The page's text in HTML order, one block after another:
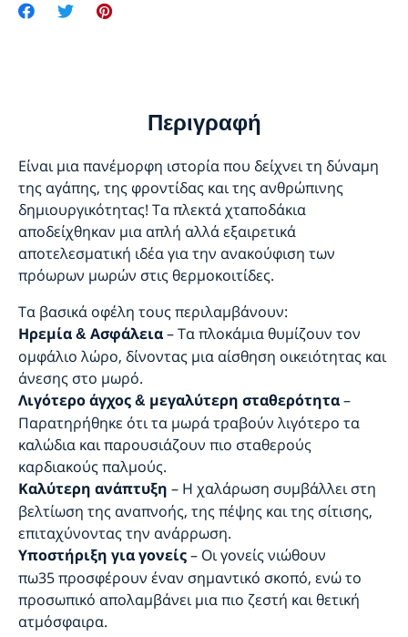
Περιγραφή
Είναι μια πανέμορφη ιστορία που δείχνει τη δύναμη
της αγάπης, της φροντίδας και της ανθρώπινης
δημιουργικότητας! Τα πλεκτά χταποδάκια
αποδείχθηκαν μια απλή αλλά εξαιρετικά
αποτελεσματική ιδέα για την ανακούφιση των
πρόωρων μωρών στις θερμοκοιτίδες.
Τα βασικά οφέλη τους περιλαμβάνουν:
Ηρεμία & Ασφάλεια – Τα πλοκάμια θυμίζουν τον
ομφάλιο λώρο, δίνοντας μια αίσθηση οικειότητας και
άνεσης στο μωρό.
Λιγότερο άγχος & μεγαλύτερη σταθερότητα –
Παρατηρήθηκε ότι τα μωρά τραβούν λιγότερο τα
καλώδια και παρουσιάζουν πιο σταθερούς
καρδιακούς παλμούς.
Καλύτερη ανάπτυξη – Η χαλάρωση συμβάλλει στη
βελτίωση της αναπνοής, της πέψης και της σίτισης,
επιταχύνοντας την ανάρρωση.
Υποστήριξη για γονείς – Οι γονείς νιώθουν
πω35 προσφέρουν έναν σημαντικό σκοπό, ενώ το
προσωπικό απολαμβάνει μια πιο ζεστή και θετική
ατμόσφαιρα.